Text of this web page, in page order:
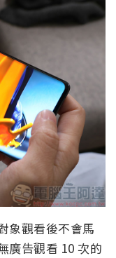
象觀看後不會馬
廣告觀看 10 次的